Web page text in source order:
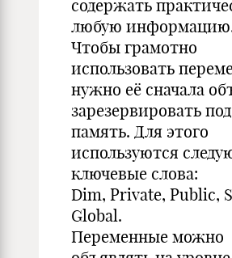
содержать
любую
Чтобы грамотно
использовать
нужно её сначала
зарезервировать
память. Для этого
используются
ключевые слова:
Dim, Private, Public,
Global.
Переменные можно